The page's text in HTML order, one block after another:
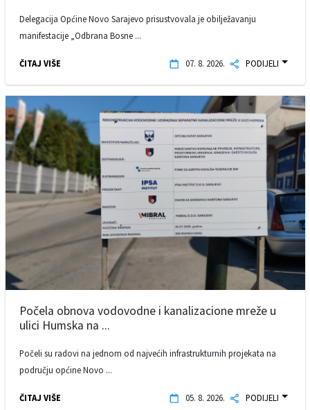
Delegacija Općine Novo Sarajevo prisustvovala je obilježavanju
manifestacije „Odbrana Bosne ...
ČITAJ VIŠE 07. 8. 2026. PODIJELI
Počela obnova vodovodne i kanalizacione mreže u
ulici Humska na ...
Počeli su radovi na jednom od najvećih infrastrukturnih projekata na
području općine Novo ...
ČITAJ VIŠE 05. 8. 2026. PODIJELI